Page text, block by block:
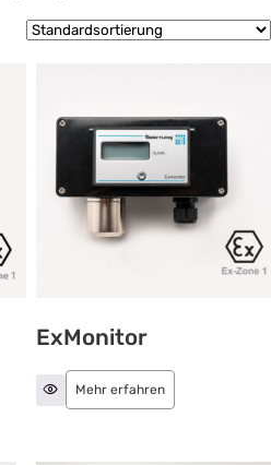
ExMonitor
Mehr erfahren